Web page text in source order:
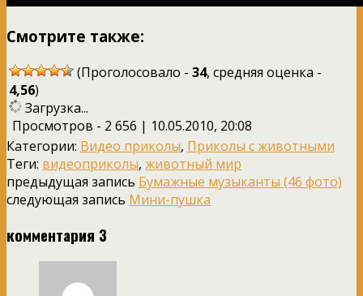
Смотрите также:
(Проголосовало - 34, средняя оценка -
4,56)
Загрузка...
Просмотров - 2 656 | 10.05.2010, 20:08
Категории: Видео приколы, Приколы с животными
Теги: видеоприколы, животный мир
предыдущая запись Бумажные музыканты (46 фото)
следующая запись Мини-пушка
комментария 3